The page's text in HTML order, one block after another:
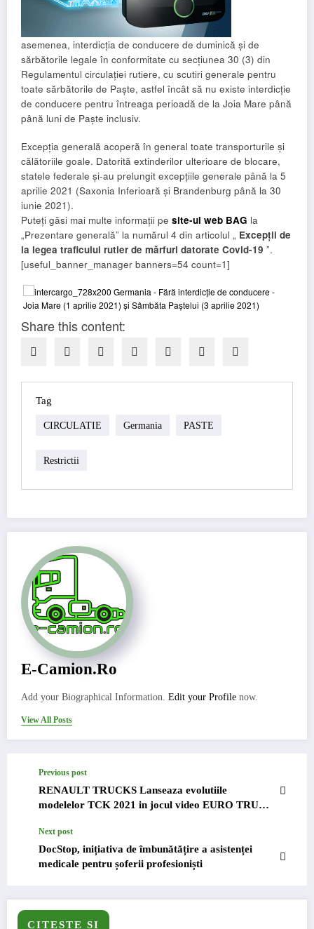
asemenea, interdicția de conducere de duminică și de
sărbătorile legale în conformitate cu secțiunea 30 (3) din
Regulamentul circulației rutiere, cu scutiri generale pentru
toate sărbătorile de Paște, astfel încât să nu existe interdicție
de conducere pentru întreaga perioadă de la Joia Mare până
până luni de Paște inclusiv.
Excepția generală acoperă în general toate transporturile și
călătoriile goale. Datorită extinderilor ulterioare de blocare,
statele federale și-au prelungit excepțiile generale până la 5
aprilie 2021 (Saxonia Inferioară și Brandenburg până la 30
iunie 2021).
Puteți găsi mai multe informații pe site-ul web BAG la
„Prezentare generală” la numărul 4 din articolul „ Excepții de
la legea traficului rutier de mărfuri datorate Covid-19 ”.
[useful_banner_manager banners=54 count=1]
Share this content:
Tag
CIRCULATIE Germania PASTE
Restrictii
E-Camion.ro
Add your Biographical Information. Edit your Profile now.
View All Posts
Previous post
RENAULT TRUCKS Lanseaza evolutiile
modelelor TCK 2021 in jocul video EURO TRUCK
Next post
DocStop, inițiativa de îmbunătățire a asistenței
medicale pentru șoferii profesioniști
CITESTE SI